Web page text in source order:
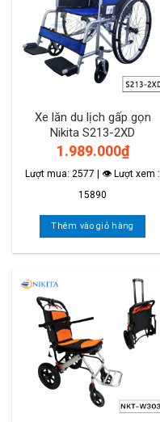
Xe lăn du lịch gấp gọn
Nikita S213-2XD
1.989.000₫
Lượt mua: 2577 | 👁 Lượt xem :
15890
Thêm vào giỏ hàng